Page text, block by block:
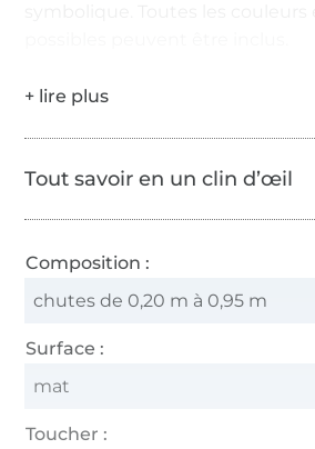
Tout savoir en un clin d’œil
Composition :
chutes de 0,20 m à 0,95 m
Surface :
mat
Toucher :